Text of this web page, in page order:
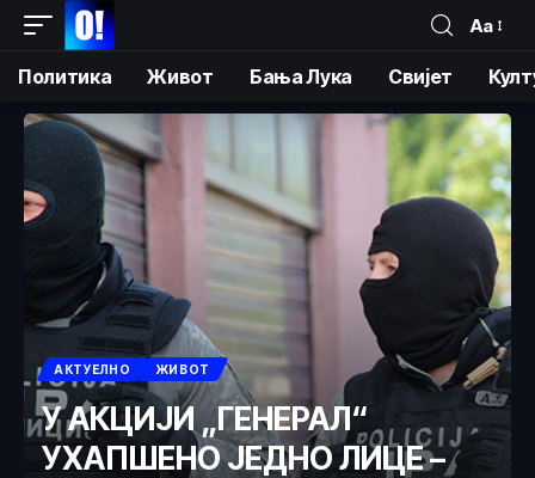
Аа
Политика Живот Бања Лука Свијет
АКТУЕЛНО ЖИВОТ
У АКЦИЈИ „ГЕНЕРАЛ“
УХАПШЕНО ЈЕДНО ЛИЦЕ –